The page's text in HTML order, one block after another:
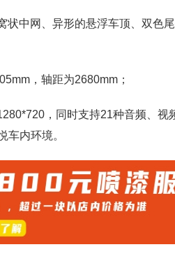
中网、异形的悬浮车顶、双色
，轴距为2680mm；
，同时支持21种音频、视
车内环境。